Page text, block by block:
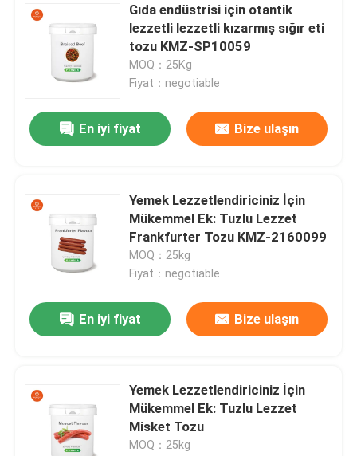
Gıda endüstrisi için otantik
lezzetli lezzetli kızarmış sığır eti
tozu KMZ-SP10059
MOQ：25Kg
Fiyat：negotiable
En iyi fiyat Bize ulaşın
Yemek Lezzetlendiriciniz İçin
Mükemmel Ek: Tuzlu Lezzet
Frankfurter Tozu KMZ-2160099
MOQ：25kg
Fiyat：negotiable
En iyi fiyat Bize ulaşın
Yemek Lezzetlendiriciniz İçin
Mükemmel Ek: Tuzlu Lezzet
Misket Tozu
MOQ：25kg